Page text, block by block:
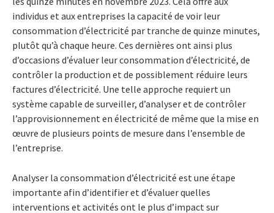
individus et aux entreprises la capacité de voir leur
consommation d’électricité par tranche de quinze minutes,
plutôt qu’à chaque heure. Ces dernières ont ainsi plus
d’occasions d’évaluer leur consommation d’électricité, de
contrôler la production et de possiblement réduire leurs
factures d’électricité. Une telle approche requiert un
système capable de surveiller, d’analyser et de contrôler
l’approvisionnement en électricité de même que la mise en
œuvre de plusieurs points de mesure dans l’ensemble de
l’entreprise.
Analyser la consommation d’électricité est une étape
importante afin d’identifier et d’évaluer quelles
interventions et activités ont le plus d’impact sur